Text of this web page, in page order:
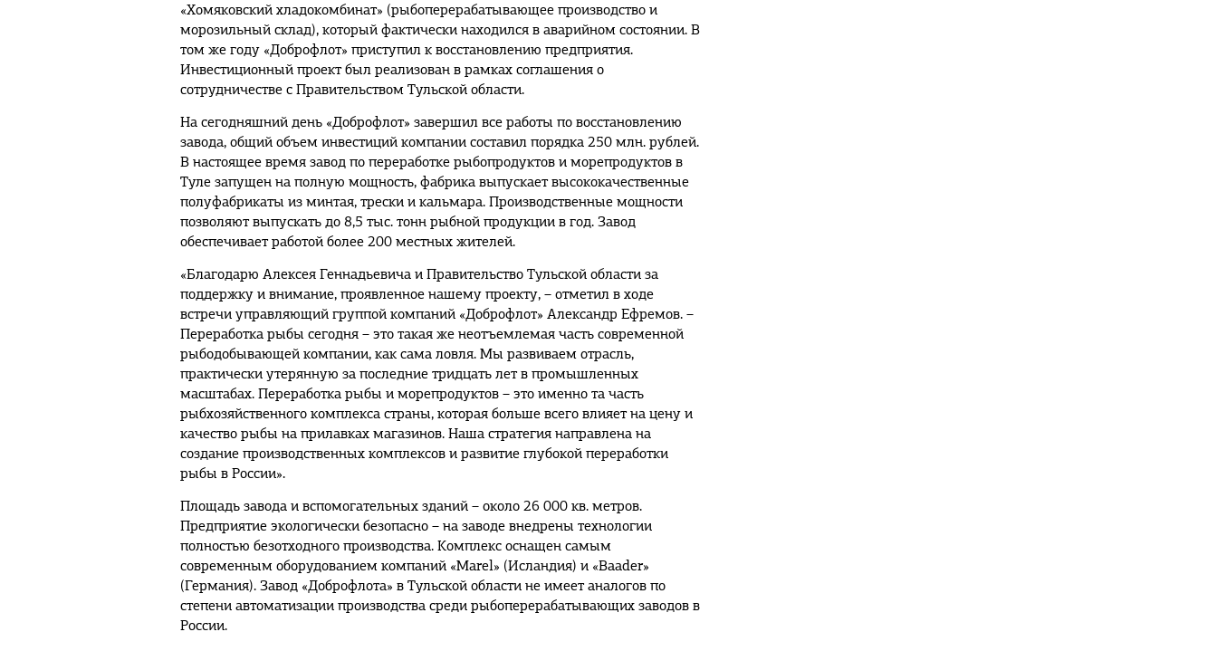
«Хомяковский хладокомбинат» (рыбоперерабатывающее производство и
морозильный склад), который фактически находился в аварийном состоянии. В
том же году «Доброфлот» приступил к восстановлению предприятия.
Инвестиционный проект был реализован в рамках соглашения о
сотрудничестве с Правительством Тульской области.
На сегодняшний день «Доброфлот» завершил все работы по восстановлению
завода, общий объем инвестиций компании составил порядка 250 млн. рублей.
В настоящее время завод по переработке рыбопродуктов и морепродуктов в
Туле запущен на полную мощность, фабрика выпускает высококачественные
полуфабрикаты из минтая, трески и кальмара. Производственные мощности
позволяют выпускать до 8,5 тыс. тонн рыбной продукции в год. Завод
обеспечивает работой более 200 местных жителей.
«Благодарю Алексея Геннадьевича и Правительство Тульской области за
поддержку и внимание, проявленное нашему проекту, – отметил в ходе
встречи управляющий группой компаний «Доброфлот» Александр Ефремов. –
Переработка рыбы сегодня – это такая же неотъемлемая часть современной
рыбодобывающей компании, как сама ловля. Мы развиваем отрасль,
практически утерянную за последние тридцать лет в промышленных
масштабах. Переработка рыбы и морепродуктов – это именно та часть
рыбхозяйственного комплекса страны, которая больше всего влияет на цену и
качество рыбы на прилавках магазинов. Наша стратегия направлена на
создание производственных комплексов и развитие глубокой переработки
рыбы в России».
Площадь завода и вспомогательных зданий – около 26 000 кв. метров.
Предприятие экологически безопасно – на заводе внедрены технологии
полностью безотходного производства. Комплекс оснащен самым
современным оборудованием компаний «Marel» (Исландия) и «Baader»
(Германия). Завод «Доброфлота» в Тульской области не имеет аналогов по
степени автоматизации производства среди рыбоперерабатывающих заводов в
России.